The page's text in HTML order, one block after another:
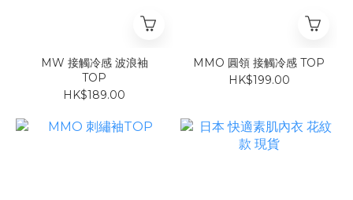
MW 接觸冷感 波浪袖
TOP
HK$189.00
MMO 圓領 接觸冷感 TOP
HK$199.00